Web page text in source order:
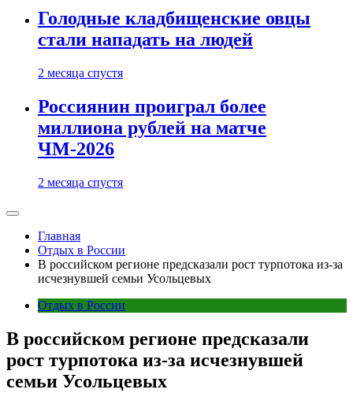
Голодные кладбищенские овцы
стали нападать на людей
2 месяца спустя
Россиянин проиграл более
миллиона рублей на матче
ЧМ-2026
2 месяца спустя
Главная
Отдых в России
В российском регионе предсказали рост турпотока из-за
исчезнувшей семьи Усольцевых
Отдых в России
В российском регионе предсказали
рост турпотока из-за исчезнувшей
семьи Усольцевых